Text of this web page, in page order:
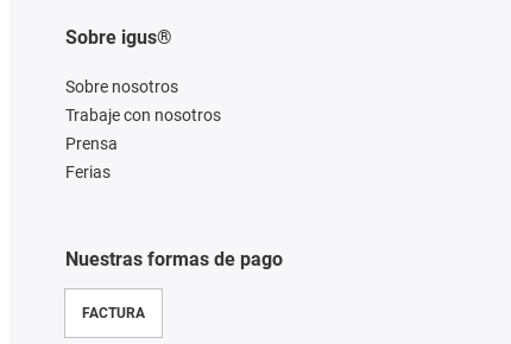
Sobre igus®
Sobre nosotros
Trabaje con nosotros
Prensa
Ferias
Nuestras formas de pago
FACTURA